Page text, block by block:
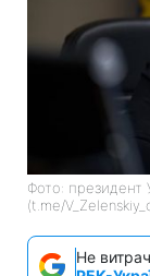
Фото: президент
(t.me/
Не